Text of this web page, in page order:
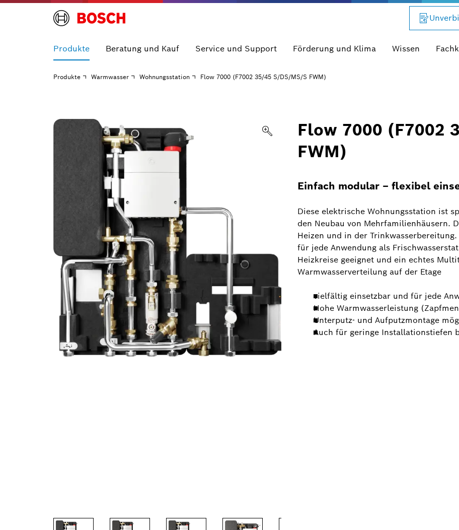
Produkte Beratung und Kauf Service und Support Förderung und Klima Wissen
Produkte Warmwasser Wohnungsstation Flow 7000 (F7002 35/45 S/DS/MS/S FWM)
Flow 7000 (F7002
FWM)
Einfach modular – flexibel
Diese elektrische Wohnungsstation ist
den Neubau von Mehrfamilienhäusern.
Heizen und in der
für jede Anwendung als
Heizkreise geeignet und ein echtes
Warmwasserverteilung auf der Etage
vielfältig einsetzbar und für jede
Hohe Warmwasserleistung
Unterputz- und Aufputzmontage
Auch für geringe Installationstiefen